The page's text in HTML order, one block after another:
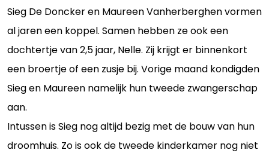
Sieg De Doncker en Maureen Vanherberghen vormen
al jaren een koppel. Samen hebben ze ook een
dochtertje van 2,5 jaar, Nelle. Zij krijgt er binnenkort
een broertje of een zusje bij. Vorige maand kondigden
Sieg en Maureen namelijk hun tweede zwangerschap
aan.
Intussen is Sieg nog altijd bezig met de bouw van hun
droomhuis. Zo is ook de tweede kinderkamer nog niet